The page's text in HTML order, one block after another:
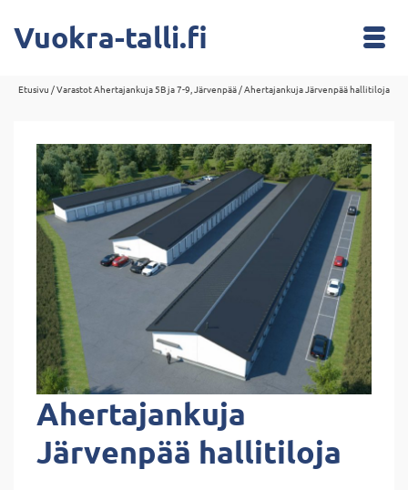
Vuokra-talli.fi
Etusivu /Varastot Ahertajankuja 5B ja 7-9, Järvenpää/Ahertajankuja Järvenpää hallitiloja
Ahertajankuja
Järvenpää hallitiloja